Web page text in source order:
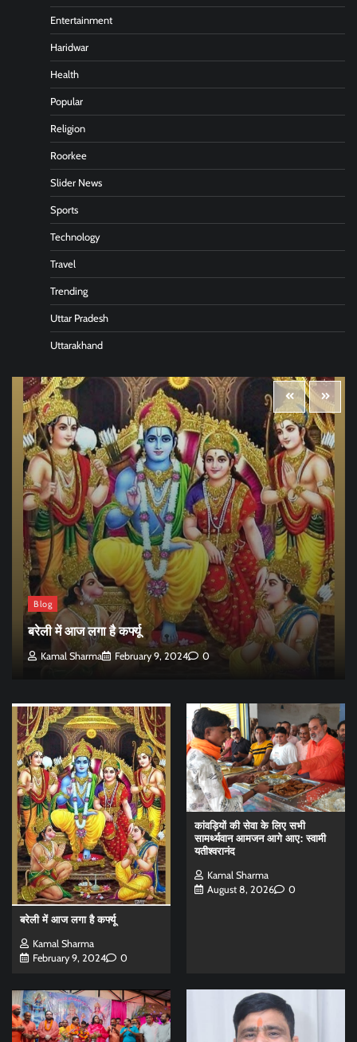
Entertainment
Haridwar
Health
Popular
Religion
Roorkee
Slider News
Sports
Technology
Travel
Trending
Uttar Pradesh
Uttarakhand
Blog
बरेली में आज लगा है कर्फ्यू
Kamal Sharma February 9, 2024 0
बरेली में आज लगा है कर्फ्यू
Kamal Sharma
February 9, 2024
0
कांवड़ियों की सेवा के लिए सभी
सामर्थ्यवान आमजन आगे आए: स्वामी
यतीश्वरानंद
Kamal Sharma
August 8, 2026
0